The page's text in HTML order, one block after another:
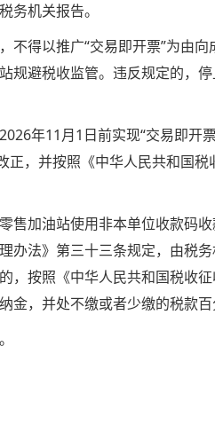
务机关报告。
得以推广“交易即开票”为由向
规避税收监管。违反规定的，
年11月1日前实现“交易即开
正，并按照《中华人民共和国
加油站使用非本单位收款码收
办法》第三十三条规定，由税
，按照《中华人民共和国税收
金，并处不缴或者少缴的税款百